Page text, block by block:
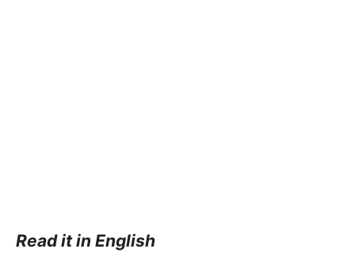
Read it in English